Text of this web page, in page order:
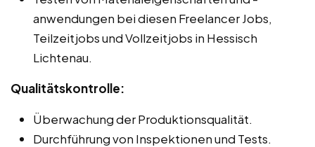
anwendungen bei diesen Freelancer Jobs,
Teilzeitjobs und Vollzeitjobs in Hessisch
Lichtenau.
Qualitätskontrolle:
Überwachung der Produktionsqualität.
Durchführung von Inspektionen und Tests.